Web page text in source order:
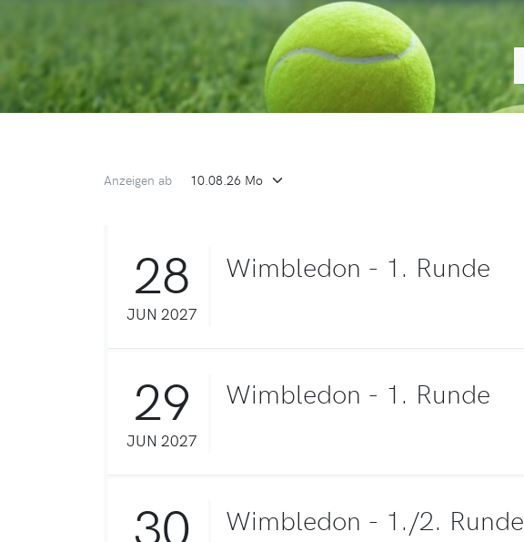
Anzeigen ab
28
JUN 2027
Wimbledon - 1. Runde
29
JUN 2027
Wimbledon - 1. Runde
30 Wimbledon - 1./2. Runde